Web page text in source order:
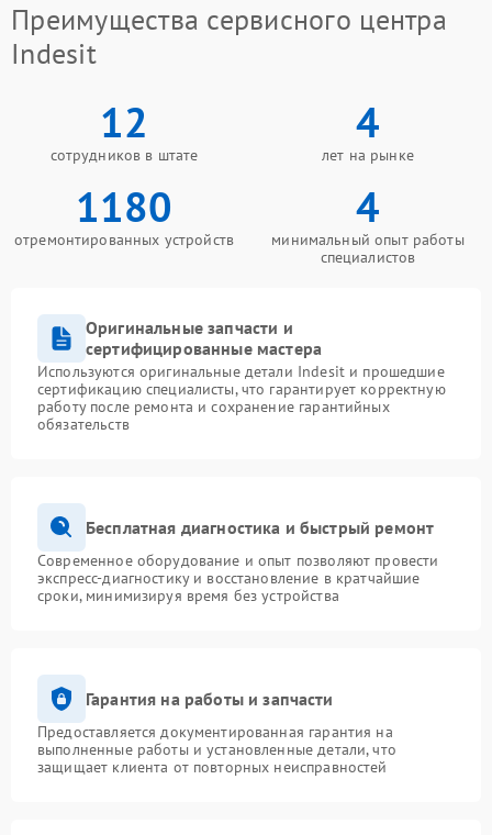
Преимущества сервисного центра
Indesit
12
сотрудников в штате
4
лет на рынке
1180
отремонтированных устройств
4
минимальный опыт работы
специалистов
Оригинальные запчасти и
сертифицированные мастера
Используются оригинальные детали Indesit и прошедшие
сертификацию специалисты, что гарантирует корректную
работу после ремонта и сохранение гарантийных
обязательств
Бесплатная диагностика и быстрый ремонт
Современное оборудование и опыт позволяют провести
экспресс-диагностику и восстановление в кратчайшие
сроки, минимизируя время без устройства
Гарантия на работы и запчасти
Предоставляется документированная гарантия на
выполненные работы и установленные детали, что
защищает клиента от повторных неисправностей